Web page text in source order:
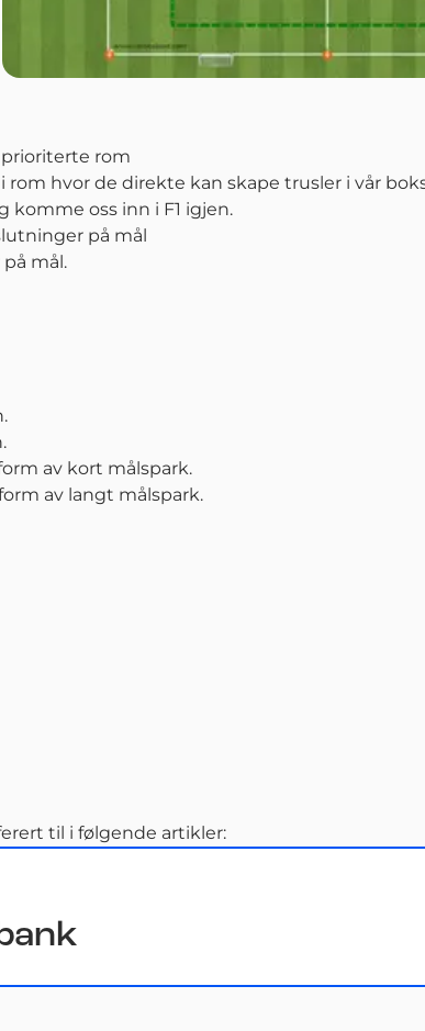
rom
hvor de direkte kan skape trusler i vår
komme oss inn i F1 igjen.
på mål
mål.
av kort målspark.
av langt målspark.
til i følgende artikler: